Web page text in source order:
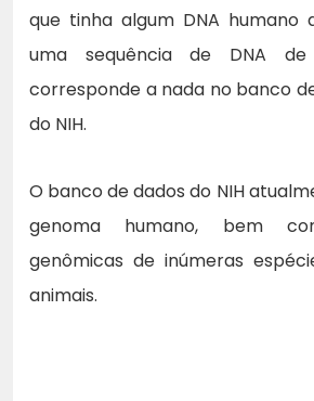
que tinha algum DNA humano
uma sequência de DNA
corresponde a nada no banco
do NIH.
O banco de dados do NIH
genoma humano, bem
genômicas de inúmeras
animais.